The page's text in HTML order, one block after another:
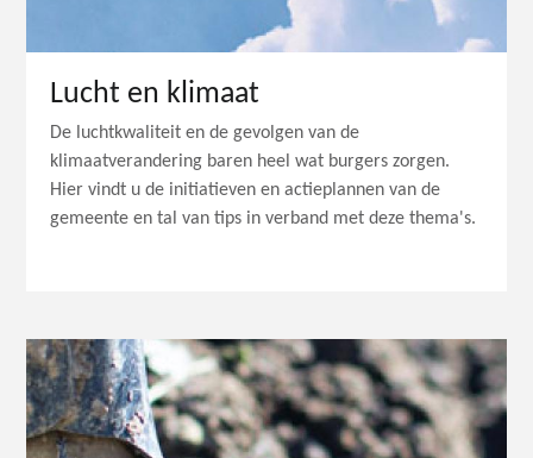
Lucht en klimaat
De luchtkwaliteit en de gevolgen van de
klimaatverandering baren heel wat burgers zorgen.
Hier vindt u de initiatieven en actieplannen van de
gemeente en tal van tips in verband met deze thema's.